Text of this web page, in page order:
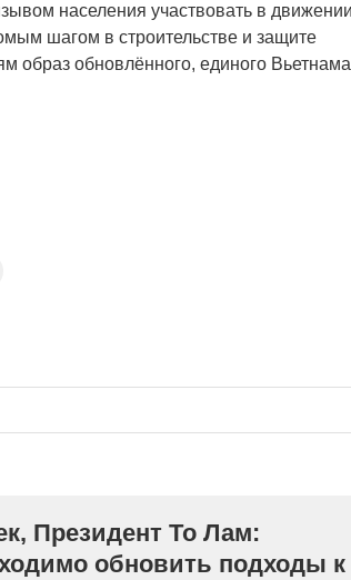
населения участвовать в
шагом в строительстве и защите
образ обновлённого, единого
Президент То Лам:
обновить подходы к